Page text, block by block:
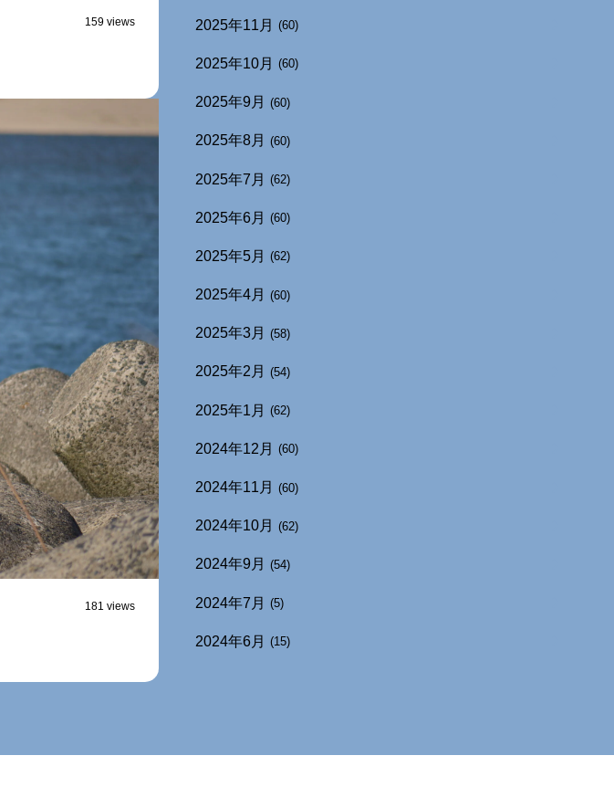
159 views
181 views
2025年11月 (60)
2025年10月 (60)
2025年9月 (60)
2025年8月 (60)
2025年7月 (62)
2025年6月 (60)
2025年5月 (62)
2025年4月 (60)
2025年3月 (58)
2025年2月 (54)
2025年1月 (62)
2024年12月 (60)
2024年11月 (60)
2024年10月 (62)
2024年9月 (54)
2024年7月 (5)
2024年6月 (15)